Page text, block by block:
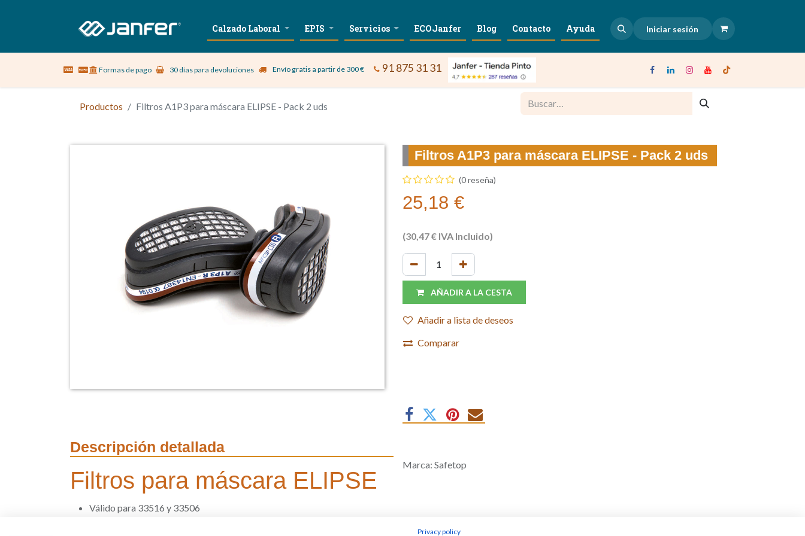
Sobre nosotros Vestuario Laboral Calzado Laboral EPIS Servicios ECOJanfer Blog Contacto Ayuda Iniciar sesión
Formas de pago 30 días para devoluciones Envío gratis a partir de 300 € 91 875 31 31
Productos Filtros A1P3 para máscara ELIPSE - Pack 2 uds
Filtros A1P3 para máscara ELIPSE - Pack 2 uds
(0 reseña)
25,18 €
(30,47€ IVA Incluido)
AÑADIR A LA CESTA
Añadir a lista de deseos
Comparar
Descripción detallada
Filtros para máscara ELIPSE
Válido para 33516 y 33506
Marca: Safetop
Privacy policy